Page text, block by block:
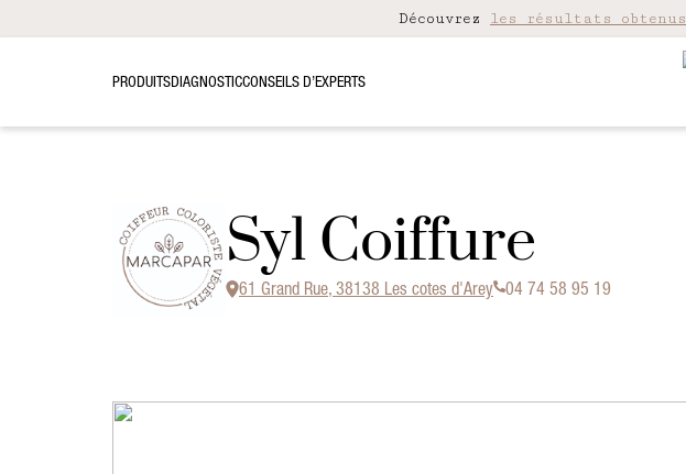
Découvrez les résultats obtenus
PRODUITSDIAGNOSTICCONSEILS D’EXPERTS
Syl Coiffure
61 Grand Rue, 38138 Les cotes d'Arey 04 74 58 95 19